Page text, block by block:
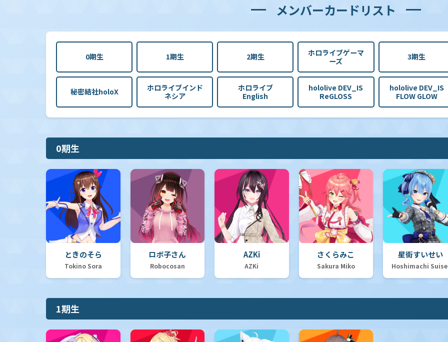
【hBP07】ブースターパック「ディーヴァフィーバー」
【hBP06】ブースターパック「アヤカシヴァーミリオン」
【hBP05】ブースターパック「エンチャントレガリア」
【hBP04】ブースターパック「キュリアスユニバース」
【hBP03】ブースターパック「エリートスパーク」
【hBP02】ブースターパック「クインテットスペクトラム」
【hBP01】ブースターパック「ブルーミングレディアンス」
メンバーカードリスト
0期生 1期生 2期生
ホロライブゲーマ
ーズ
3期生
秘密結社holoX
ホロライブインド
ネシア
ホロライブ
English
hololive DEV_IS
ReGLOSS
hololive DEV_IS
FLOW GLOW
0期生
ときのそら
Tokino Sora
ロボ子さん
Robocosan
AZKi
AZKi
さくらみこ
Sakura Miko
星街すいせい
Hoshimachi
1期生